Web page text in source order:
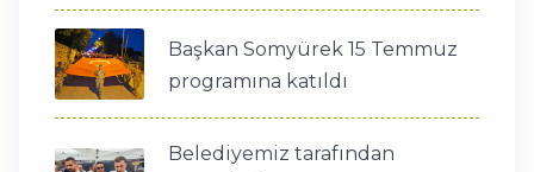
Başkan Somyürek 15 Temmuz
programına katıldı
Belediyemiz tarafından